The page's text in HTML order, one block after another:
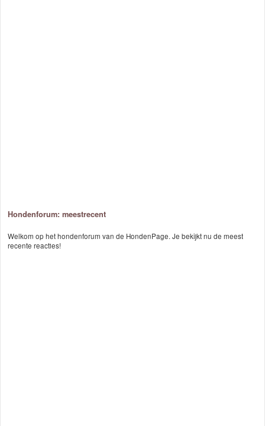
Hondenforum: meestrecent
Welkom op het hondenforum van de HondenPage. Je bekijkt nu de meest
recente reacties!